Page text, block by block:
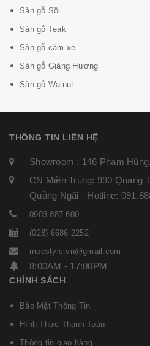
Sàn gỗ Sồi
Sàn gỗ Teak
Sàn gỗ căm xe
Sàn gỗ Giáng Hương
Sàn gỗ Walnut
THÔNG TIN LIÊN HỆ
Showroom : 146 Phạm
CN Miền Trung: 990 Quang
Quảng Ngãi - Hotline:
0903.887.600
(028) 6686 2252
mocstyle.vn@gmail.com
8:00AM - 17:00PM
CHÍNH SÁCH
Bảo Mật Thông Tin
Hình Thức Thanh Toán
Thông tin giao hàng